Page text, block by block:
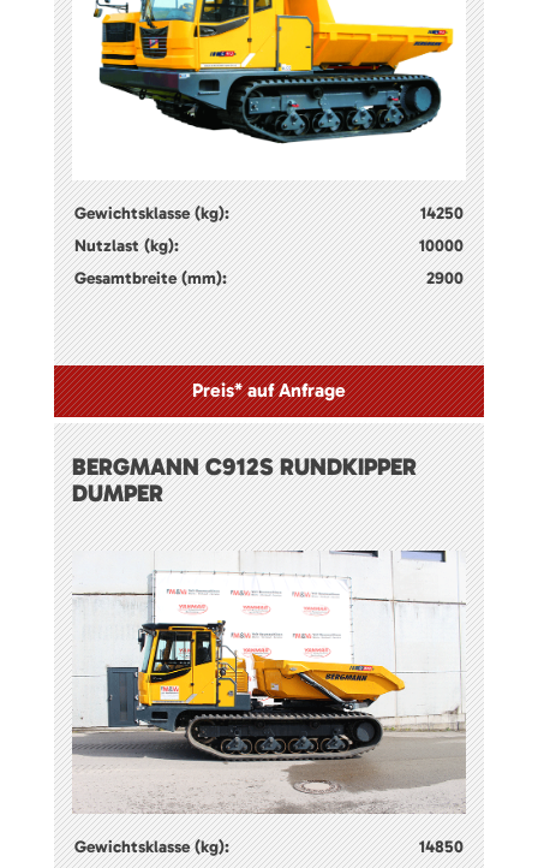
Gewichtsklasse (kg):
14250
Nutzlast (kg):
10000
Gesamtbreite (mm):
2900
Preis* auf Anfrage
BERGMANN C912S RUNDKIPPER
DUMPER
Gewichtsklasse (kg):
14850